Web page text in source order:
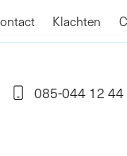
Klachten
085-044 12 44